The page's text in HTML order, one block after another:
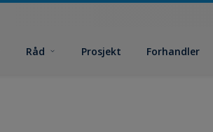
Råd Prosjekt Forhandler